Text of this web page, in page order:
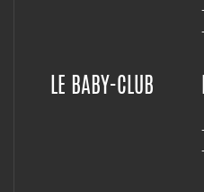
LE BABY-CLUB